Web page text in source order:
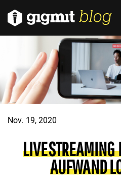
Nov. 19, 2020
LIVESTREAMING
AUFWAND